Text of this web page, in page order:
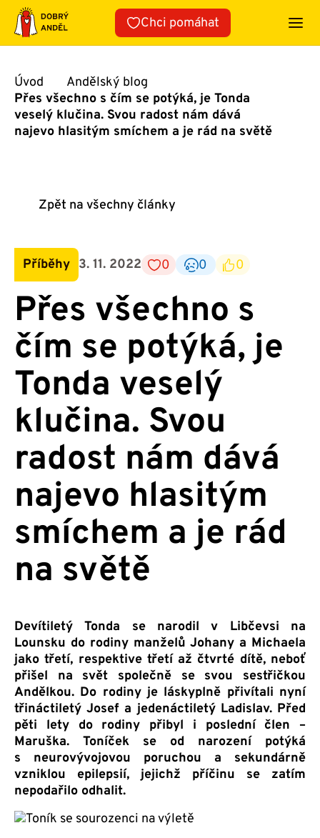
Přeskočit
obsah
Chci pomáhat
Úvod
Andělský blog
Přes všechno s čím se potýká, je Tonda
veselý klučina. Svou radost nám dává
najevo hlasitým smíchem a je rád na světě
Zpět na všechny články
Příběhy 3. 11. 2022 0 0 0
Přes všechno s
čím se potýká, je
Tonda veselý
klučina. Svou
radost nám dává
najevo hlasitým
smíchem a je rád
na světě
Devítiletý Tonda se narodil v Libčevsi na
Lounsku do rodiny manželů Johany a Michaela
jako třetí, respektive třetí až čtvrté dítě, neboť
přišel na svět společně se svou sestřičkou
Andělkou. Do rodiny je láskyplně přivítali nyní
třináctiletý Josef a jedenáctiletý Ladislav. Před
pěti lety do rodiny přibyl i poslední člen –
Maruška. Toníček se od narození potýká
s neurovývojovou poruchou a sekundárně
vzniklou epilepsií, jejichž příčinu se zatím
nepodařilo odhalit.